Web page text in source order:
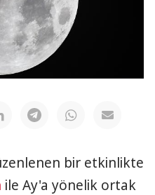
bir etkinlikte
ile Ay'a yönelik ortak